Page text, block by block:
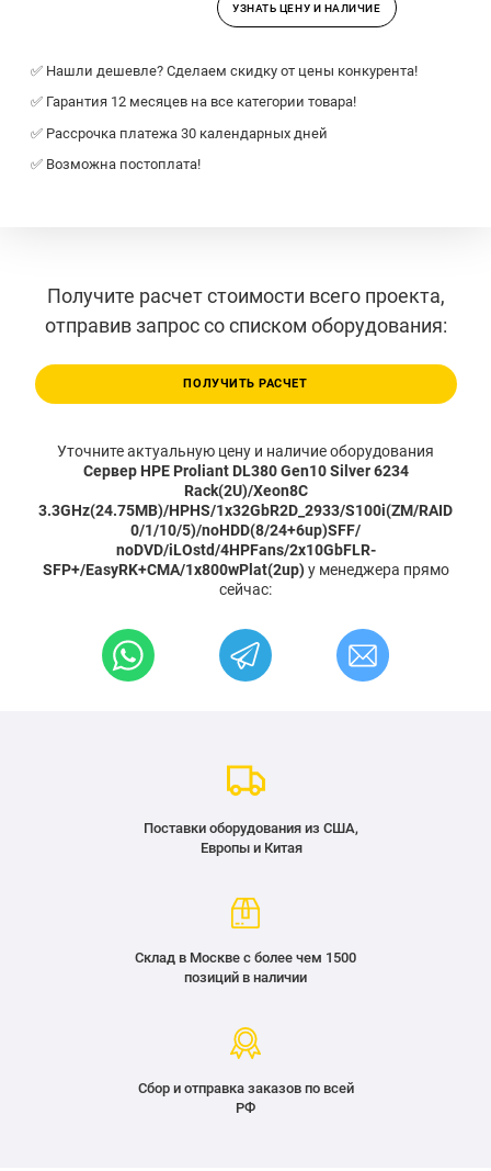
УЗНАТЬ ЦЕНУ И НАЛИЧИЕ
✅ Нашли дешевле? Сделаем скидку от цены конкурента!
✅ Гарантия 12 месяцев на все категории товара!
✅ Рассрочка платежа 30 календарных дней
✅ Возможна постоплата!
Получите расчет стоимости всего проекта,
отправив запрос со списком оборудования:
ПОЛУЧИТЬ РАСЧЕТ
Уточните актуальную цену и наличие оборудования
Сервер HPE Proliant DL380 Gen10 Silver 6234
Rack(2U)/Xeon8C
3.3GHz(24.75MB)/HPHS/1x32GbR2D_2933/S100i(ZM/RAID
0/1/10/5)/noHDD(8/24+6up)SFF/
noDVD/iLOstd/4HPFans/2x10GbFLR-
SFP+/EasyRK+CMA/1x800wPlat(2up)у менеджера прямо
сейчас:
Поставки оборудования из США,
Европы и Китая
Склад в Москве с более чем 1500
позиций в наличии
Сбор и отправка заказов по всей
РФ